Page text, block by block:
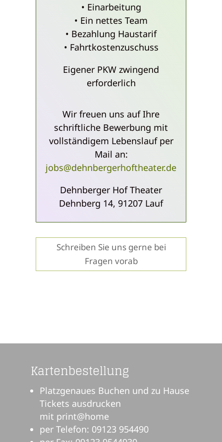
• Einarbeitung
• Ein nettes Team
• Bezahlung Haustarif
• Fahrtkostenzuschuss
Eigener PKW zwingend
erforderlich
Wir freuen uns auf Ihre
schriftliche Bewerbung mit
vollständigem Lebenslauf per
Mail an:
jobs@dehnbergerhoftheater.de
Dehnberger Hof Theater
Dehnberg 14, 91207 Lauf
Schreiben Sie uns gerne bei
Fragen vorab
Kartenbestellung
Platzgenaues Buchen und zu Hause
Tickets ausdrucken
mit print@home
per Telefon: 09123 954490